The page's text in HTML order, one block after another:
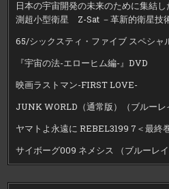
日本の宇宙開発の未来のために集結
測超小型衛星 Z-Sat －革新的衛星技
65/シックスティ・ファイブ スペシャ
『宇宙の法-エローヒム編-』DVD
映画ラストマン-FIRST LOVE-
JUNK WORLD（通常版）（ブルーレ
ヤマトよ永遠に REBEL3199 7＜最終
サイボーグ009 ネメシス （ブルーレイ